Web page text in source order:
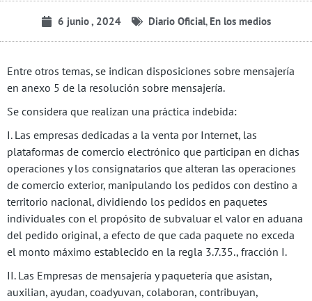
6 junio , 2024 Diario Oficial, En los medios
Entre otros temas, se indican disposiciones sobre mensajería
en anexo 5 de la resolución sobre mensajería.
Se considera que realizan una práctica indebida:
I. Las empresas dedicadas a la venta por Internet, las
plataformas de comercio electrónico que participan en dichas
operaciones y los consignatarios que alteran las operaciones
de comercio exterior, manipulando los pedidos con destino a
territorio nacional, dividiendo los pedidos en paquetes
individuales con el propósito de subvaluar el valor en aduana
del pedido original, a efecto de que cada paquete no exceda
el monto máximo establecido en la regla 3.7.35., fracción I.
II. Las Empresas de mensajería y paquetería que asistan,
auxilian, ayudan, coadyuvan, colaboran, contribuyan,